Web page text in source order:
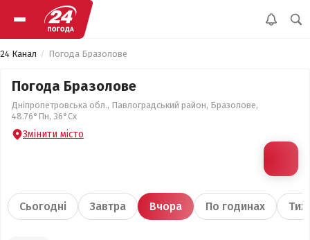
24 Канал Погода Бразолове
Погода Бразолове
Дніпропетровська обл., Павлоградський район, Бразолове,
48.76°Пн, 36°Сх
Змінити місто
Сьогодні Завтра Вчора По годинах